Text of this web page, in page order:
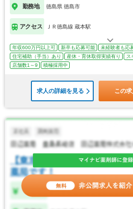
勤務地 徳島県 徳島市
アクセス ＪＲ徳島線 蔵本駅
年収600万円以上可 新卒も応募可能 未経験者も応
住宅補助（手当）あり
産休・育休取得実績有り ス
店舗数1～9
積極採用中
求人の詳細を見る この